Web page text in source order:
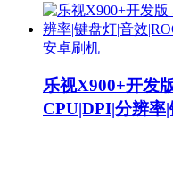
安卓刷机
乐视X900+开发
CPU|DPI|分辨率